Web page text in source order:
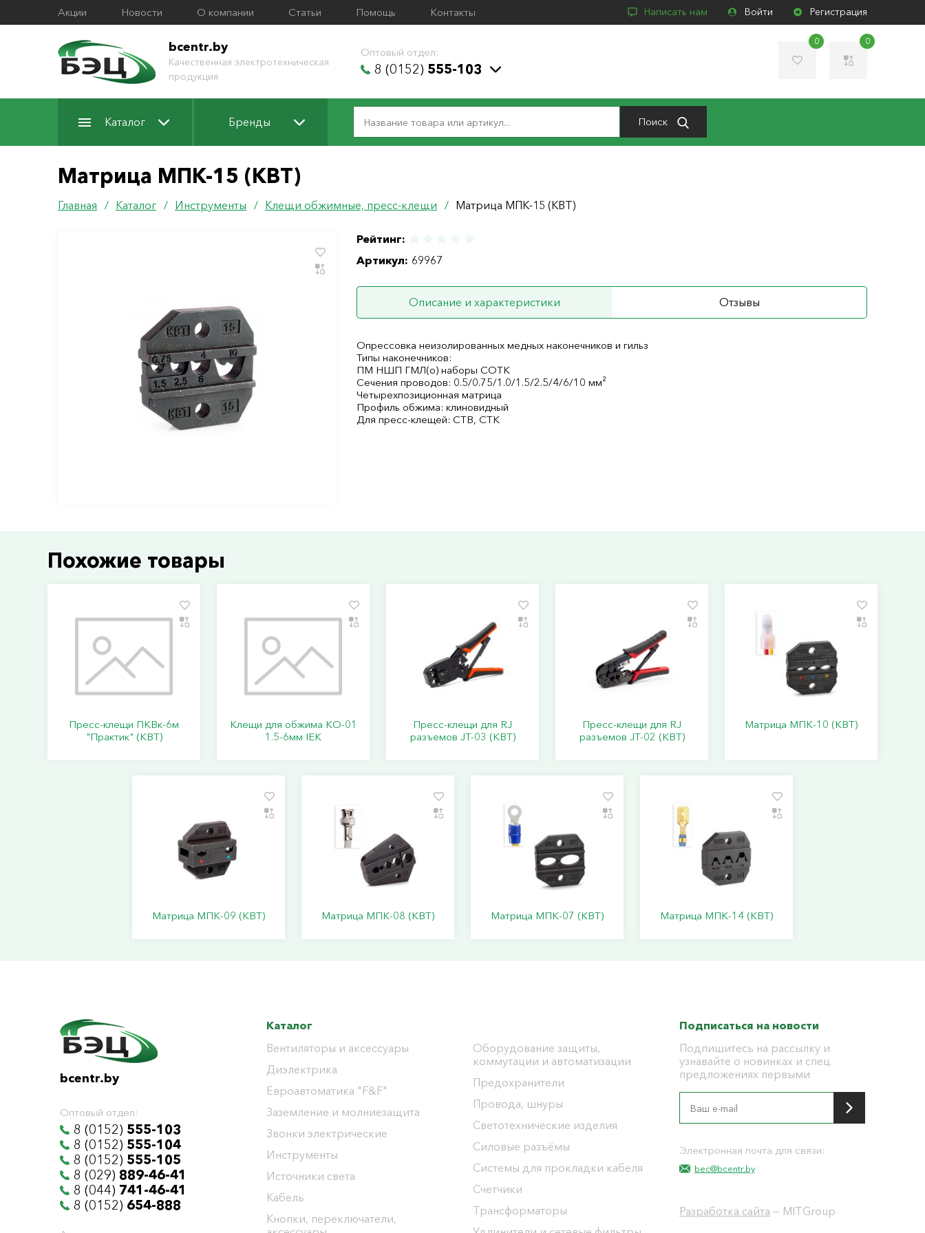
Акции Новости О компании Статьи Помощь Контакты Написать нам Войти Регистрация
bcentr.by
Качественная электротехническая
продукция
Оптовый отдел:
8 (0152) 555-103
0 0
Каталог Бренды Поиск
Матрица МПК-15 (КВТ)
Главная / Каталог / Инструменты / Клещи обжимные, пресс-клещи / Матрица МПК-15 (КВТ)
Рейтинг:
Артикул: 69967
Описание и характеристики Отзывы
Опрессовка неизолированных медных наконечников и гильз
Типы наконечников:
ПМ НШП ГМЛ(о) наборы СОТК
Сечения проводов: 0.5/0.75/1.0/1.5/2.5/4/6/10 мм²
Четырехпозиционная матрица
Профиль обжима: клиновидный
Для пресс-клещей: CTB, CTK
Похожие товары
Пресс-клещи ПКВк-6м
"Практик" (КВТ)
Клещи для обжима КО-01
1.5-6мм IEK
Пресс-клещи для RJ
разъемов JT-03 (КВТ)
Пресс-клещи для RJ
разъемов JT-02 (КВТ)
Матрица МПК-10 (КВТ)
Матрица МПК-09 (КВТ) Матрица МПК-08 (КВТ) Матрица МПК-07 (КВТ) Матрица МПК-14 (КВТ)
bcentr.by
Оптовый отдел:
8 (0152) 555-103
8 (0152) 555-104
8 (0152) 555-105
8 (029) 889-46-41
8 (044) 741-46-41
8 (0152) 654-888
Каталог
Вентиляторы и аксессуары
Диэлектрика
Евроавтоматика "F&F"
Заземление и молниезащита
Звонки электрические
Инструменты
Источники света
Кабель
Кнопки, переключатели,
Оборудование защиты,
коммутации и автоматизации
Предохранители
Провода, шнуры
Светотехнические изделия
Силовые разъёмы
Системы для прокладки кабеля
Счетчики
Трансформаторы
Подписаться на новости
Подпишитесь на рассылку и
узнавайте о новинках и спец.
предложениях первыми
Электронная почта для связи:
bec@bcentr.by
Разработка сайта — MITGroup